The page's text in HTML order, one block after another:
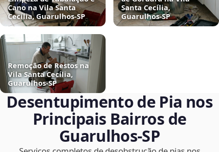
Cano na Vila Santa
Cecília, Guarulhos‑SP
Santa Cecília,
Guarulhos‑SP
Remoção de Restos na
Vila Santa Cecília,
Guarulhos‑SP
Desentupimento de Pia nos
Principais Bairros de
Guarulhos‑SP